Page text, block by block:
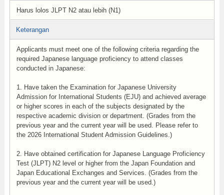
Harus lolos JLPT N2 atau lebih (N1)
Keterangan
Applicants must meet one of the following criteria regarding the
required Japanese language proficiency to attend classes
conducted in Japanese:
1. Have taken the Examination for Japanese University
Admission for International Students (EJU) and achieved average
or higher scores in each of the subjects designated by the
respective academic division or department. (Grades from the
previous year and the current year will be used. Please refer to
the 2026 International Student Admission Guidelines.)
2. Have obtained certification for Japanese Language Proficiency
Test (JLPT) N2 level or higher from the Japan Foundation and
Japan Educational Exchanges and Services. (Grades from the
previous year and the current year will be used.)